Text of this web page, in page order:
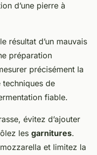
d’une pierre à
résultat d’un mauvais
préparation
précisément la
techniques de
fiable.
évitez d’ajouter
les garnitures.
et limitez la